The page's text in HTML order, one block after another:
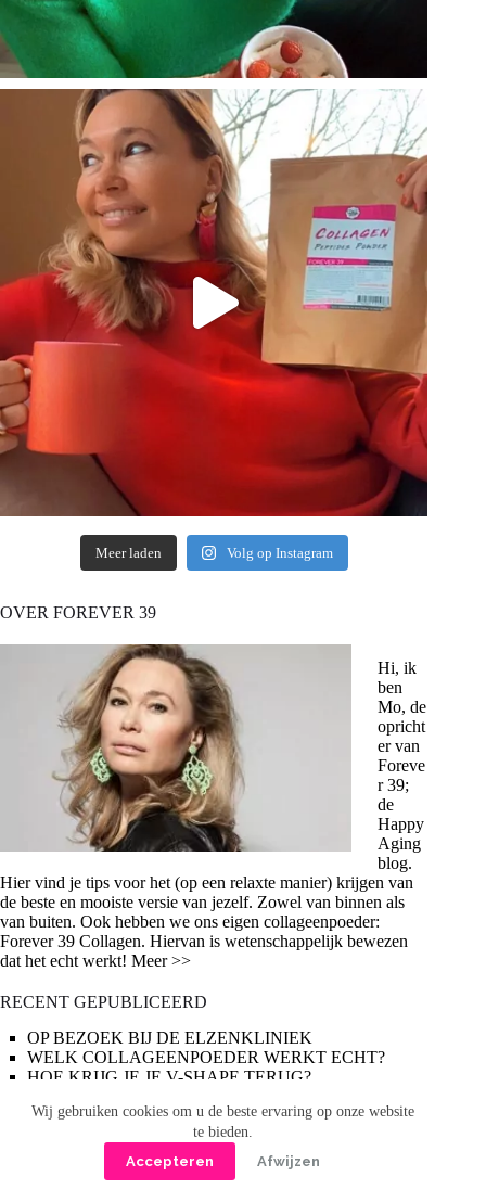
Wij gebruiken cookies om u de beste ervaring op onze website
te bieden.
Accepteren
Afwijzen
Meer laden Volg op Instagram
OVER FOREVER 39
Hi, ik
ben
Mo, de
opricht
er van
Foreve
r 39;
de
Happy
Aging
blog.
Hier vind je tips voor het (op een relaxte manier) krijgen van
de beste en mooiste versie van jezelf. Zowel van binnen als
van buiten. Ook hebben we ons eigen collageenpoeder:
Forever 39 Collagen. Hiervan is wetenschappelijk bewezen
dat het echt werkt! Meer >>
RECENT GEPUBLICEERD
OP BEZOEK BIJ DE ELZENKLINIEK
WELK COLLAGEENPOEDER WERKT ECHT?
HOE KRIJG JE JE V-SHAPE TERUG?
LEUKE MOEDERDAGCADEAUS